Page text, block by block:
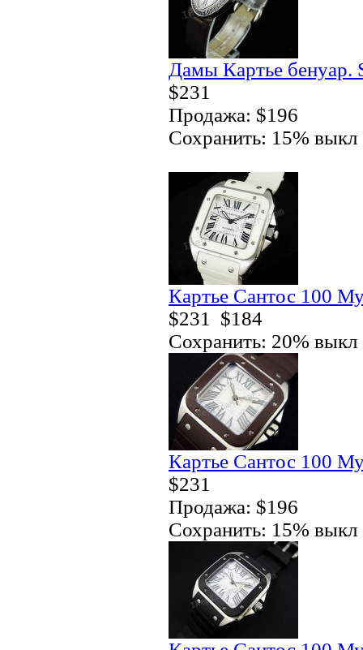
Дамы Картье бенуар.
$231
Продажа: $196
Сохранить: 15% выкл
Картье Сантос 100
$231
$184
Сохранить: 20% выкл
Картье Сантос 100
$231
Продажа: $196
Сохранить: 15% выкл